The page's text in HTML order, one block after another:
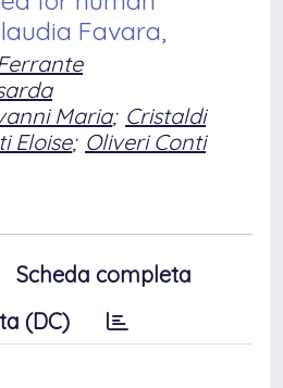
Favara,
Maria; Cristaldi
Eloise; Oliveri Conti
Scheda completa
(DC)